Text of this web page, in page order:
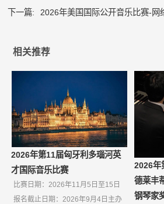
下一篇:
2026年美国国际公开音乐比赛-网
相关推荐
2026年第11届匈牙利多瑙河英
才国际音乐比赛
比赛日期：2026年11月5日至15日
报名截止日期：2026年9月4日主办
2026年
德莱丰
钢琴家